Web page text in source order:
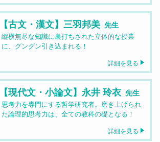
【古文・漢文】三羽邦美 先生
縦横無尽な知識に裏打ちされた立体的な授業
に、グングン引き込まれる！
詳細を見る
【現代文・小論文】永井 玲衣 先生
思考力を専門にする哲学研究者。磨き上げられ
た論理的思考力は、全ての教科の礎となる！
詳細を見る